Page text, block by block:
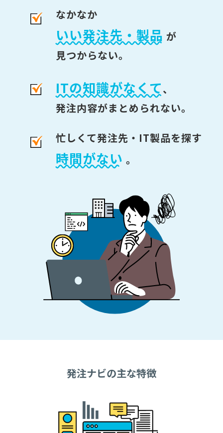
なかなか
いい発注先・製品 が
見つからない。
ITの知識がなくて、
発注内容がまとめられない。
忙しくて発注先・IT製品を探す
時間がない 。
発注ナビの主な特徴